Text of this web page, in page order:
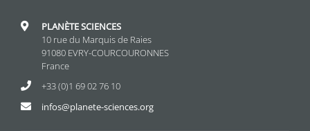
PLANÈTE SCIENCES
10 rue du Marquis de Raies
91080 EVRY-COURCOURONNES
France
+33 (0)1 69 02 76 10
infos@planete-sciences.org